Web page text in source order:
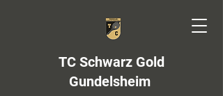
TC Schwarz Gold
Gundelsheim